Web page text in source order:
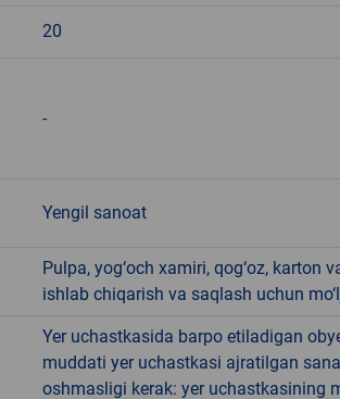
20
-
Yengil sanoat
Pulpa, yog‘och xamiri, qog‘oz,
ishlab chiqarish va saqlash uchun
Yer uchastkasida barpo etiladigan
muddati yer uchastkasi ajratilgan
oshmasligi kerak: yer uchastkasining